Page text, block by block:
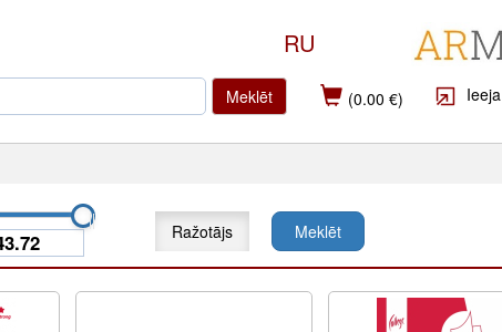
RU
Meklēt (0.00 €) Ieeja
Ražotājs Meklēt